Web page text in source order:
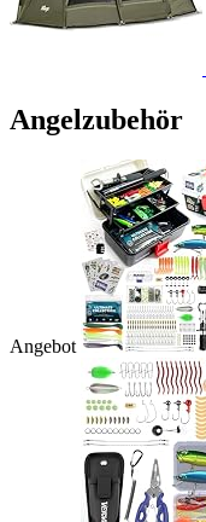
Angelzubehör
Angebot